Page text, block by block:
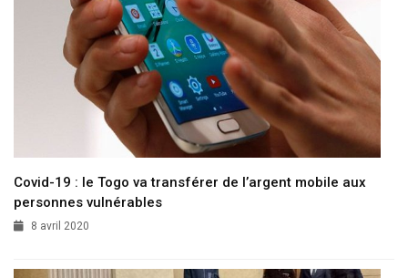
Covid-19 : le Togo va transférer de l’argent mobile aux
personnes vulnérables
8 avril 2020